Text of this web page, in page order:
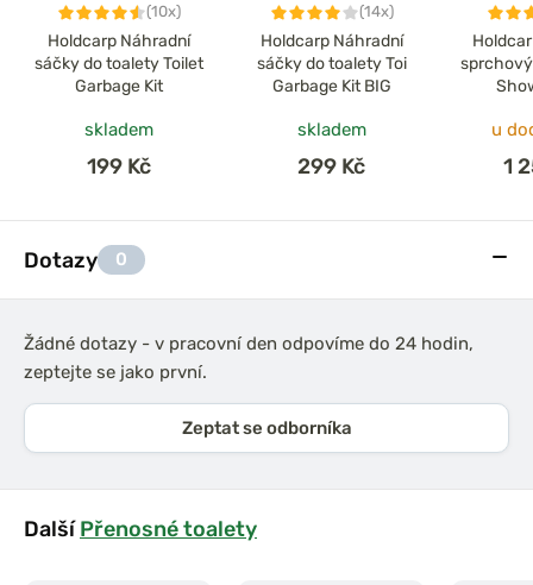
(10x)
Holdcarp Náhradní
sáčky do toalety Toilet
Garbage Kit
skladem
199 Kč
(14x)
Holdcarp Náhradní
sáčky do toalety Toi
Garbage Kit BIG
skladem
299 Kč
u
1
Dotazy 0
Žádné dotazy - v pracovní den odpovíme do 24 hodin,
zeptejte se jako první.
Zeptat se odborníka
DalšíPřenosné toalety